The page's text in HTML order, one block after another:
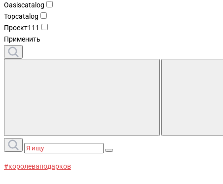
Oasiscatalog
Topcatalog
Проект111
Применить
#королеваподарков